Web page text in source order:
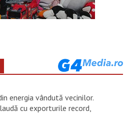
energia vândută vecinilor.
cu exporturile record,